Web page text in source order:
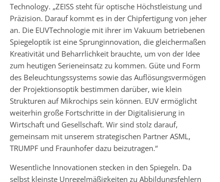
Technology. „ZEISS steht für optische Höchstleistung und
Präzision. Darauf kommt es in der Chipfertigung von jeher
an. Die EUVTechnologie mit ihrer im Vakuum betriebenen
Spiegeloptik ist eine Sprunginnovation, die gleichermaßen
Kreativität und Beharrlichkeit brauchte, um von der Idee
zum heutigen Serieneinsatz zu kommen. Güte und Form
des Beleuchtungssystems sowie das Auflösungsvermögen
der Projektionsoptik bestimmen darüber, wie klein
Strukturen auf Mikrochips sein können. EUV ermöglicht
weiterhin große Fortschritte in der Digitalisierung in
Wirtschaft und Gesellschaft. Wir sind stolz darauf,
gemeinsam mit unserem strategischen Partner ASML,
TRUMPF und Fraunhofer dazu beizutragen.“
Wesentliche Innovationen stecken in den Spiegeln. Da
selbst kleinste Unregelmäßigkeiten zu Abbildungsfehlern